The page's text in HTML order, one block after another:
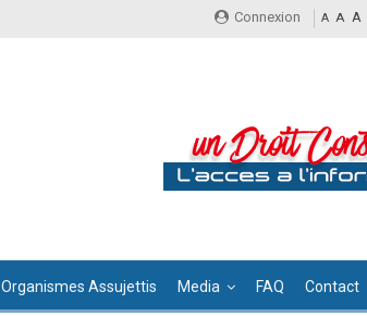
Connexion A A A
Organismes Assujettis Media FAQ Contact